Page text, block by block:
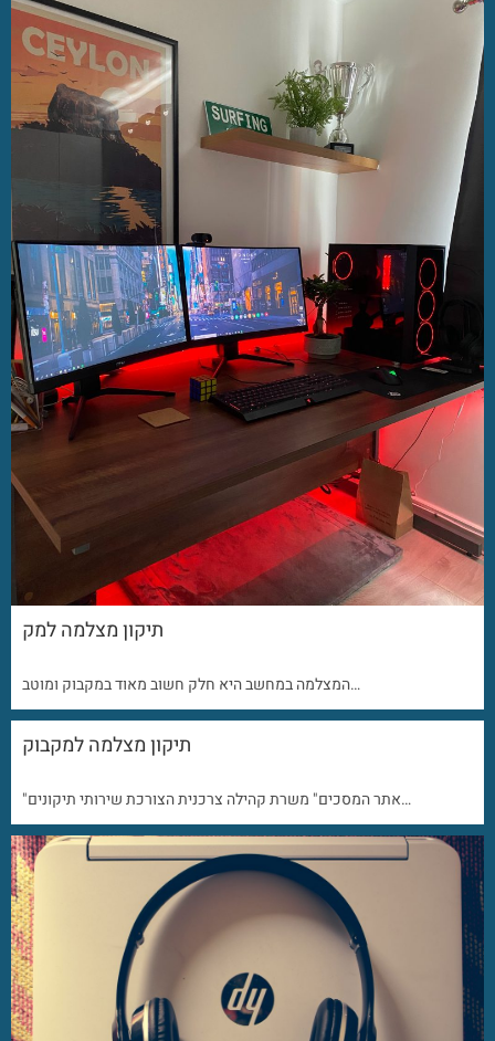
תיקון מצלמה למק
המצלמה במחשב היא חלק חשוב מאוד במקבוק ומוטב…
תיקון מצלמה למקבוק
"אתר המסכים" משרת קהילה צרכנית הצורכת שירותי תיקונים…